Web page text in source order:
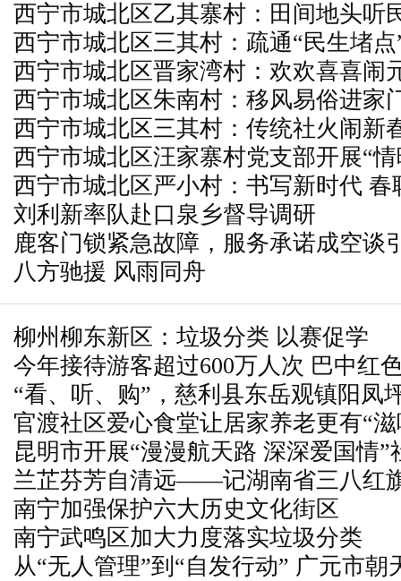
西宁市城北区乙其寨村：田间地头听
生
西宁市城北区三其村：疏通“民生堵
西宁市城北区晋家湾村：欢欢喜喜闹
圆
西宁市城北区朱南村：移风易俗进家
西宁市城北区三其村：传统社火闹新
西宁市城北区汪家寨村党支部开展“
榆”主题党日活动
西宁市城北区严小村：书写新时代 春
刘利新率队赴口泉乡督导调研
鹿客门锁紧急故障，服务承诺成空谈
八方驰援 风雨同舟
柳州柳东新区：垃圾分类 以赛促学
今年接待游客超过600万人次 巴中红
“看、听、购”，慈利县东岳观镇阳凤
宴
官渡社区爱心食堂让居家养老更有“滋
昆明市开展“漫漫航天路 深深爱国情
观教育实践活动
兰芷芬芳自清远——记湖南省三八红
南宁加强保护六大历史文化街区
南宁武鸣区加大力度落实垃圾分类
从“无人管理”到“自发行动” 广元市朝